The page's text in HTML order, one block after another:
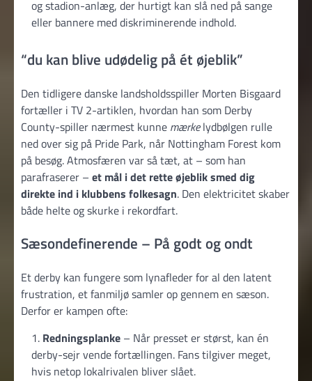
og stadion-anlæg, der hurtigt kan slå ned på sange
eller bannere med diskriminerende indhold.
“du kan blive udødelig på ét øjeblik”
Den tidligere danske landsholdsspiller Morten Bisgaard
fortæller i TV 2-artiklen, hvordan han som Derby
County-spiller nærmest kunne mærkelydbølgen rulle
ned over sig på Pride Park, når Nottingham Forest kom
på besøg. Atmosfæren var så tæt, at – som han
parafraserer – et mål i det rette øjeblik smed dig
direkte ind i klubbens folkesagn. Den elektricitet skaber
både helte og skurke i rekordfart.
Sæsondefinerende – På godt og ondt
Et derby kan fungere som lynafleder for al den latent
frustration, et fanmiljø samler op gennem en sæson.
Derfor er kampen ofte:
Redningsplanke – Når presset er størst, kan én
derby-sejr vende fortællingen. Fans tilgiver meget,
hvis netop lokalrivalen bliver slået.